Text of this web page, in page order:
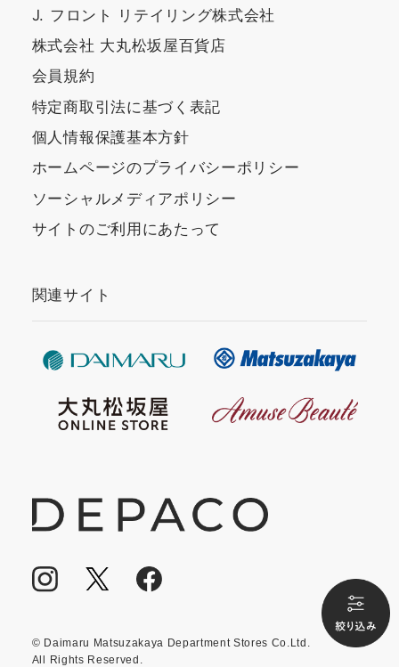
J. フロント リテイリング株式会社
株式会社 大丸松坂屋百貨店
会員規約
特定商取引法に基づく表記
個人情報保護基本方針
ホームページのプライバシーポリシー
ソーシャルメディアポリシー
サイトのご利用にあたって
関連サイト
© Daimaru Matsuzakaya Department Stores Co.Ltd.
All Rights Reserved.